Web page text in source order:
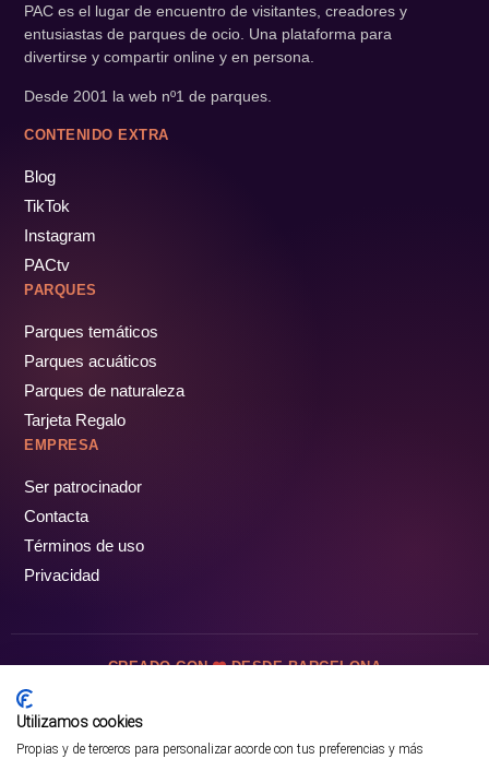
PAC es el lugar de encuentro de visitantes, creadores y
entusiastas de parques de ocio. Una plataforma para
divertirse y compartir online y en persona.
Desde 2001 la web nº1 de parques.
CONTENIDO EXTRA
Blog
TikTok
Instagram
PACtv
PARQUES
Parques temáticos
Parques acuáticos
Parques de naturaleza
Tarjeta Regalo
EMPRESA
Ser patrocinador
Contacta
Términos de uso
Privacidad
CREADO CON DESDE BARCELONA
Utilizamos cookies
Propias y de terceros para personalizar acorde con tus preferencias y más